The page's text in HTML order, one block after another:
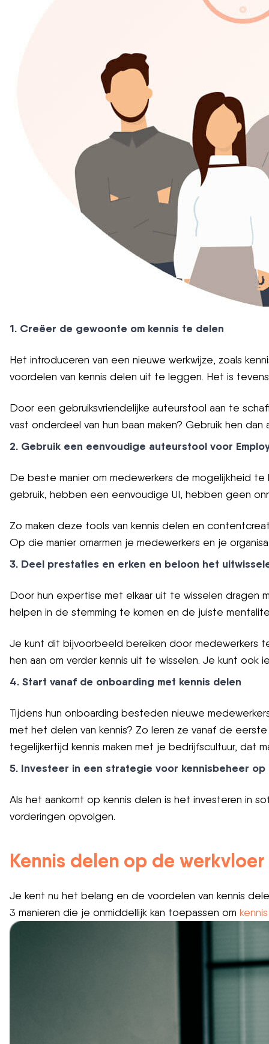
1. Creëer de gewoonte om kennis te delen
Het introduceren van een nieuwe werkwijze, zoals
voordelen van kennis delen uit te leggen. Het is
Door een gebruiksvriendelijke auteurstool aan te
vast onderdeel van hun baan maken? Gebruik hen
2. Gebruik een eenvoudige auteurstool voor
De beste manier om medewerkers de mogelijkheid
gebruik, hebben een eenvoudige UI, hebben geen
Zo maken deze tools van kennis delen en
Op die manier omarmen je medewerkers en je
3. Deel prestaties en erken en beloon het
Door hun expertise met elkaar uit te wisselen dragen
helpen in de stemming te komen en de juiste
Je kunt dit bijvoorbeeld bereiken door medewerkers
hen aan om verder kennis uit te wisselen. Je kunt
4. Start vanaf de onboarding met kennis delen
Tijdens hun onboarding besteden nieuwe
met het delen van kennis? Zo leren ze vanaf de
tegelijkertijd kennis maken met je bedrijfscultuur, dat
5. Investeer in een strategie voor kennisbeheer op
Als het aankomt op kennis delen is het investeren in
vorderingen opvolgen.
Kennis delen op de werkvloer
Je kent nu het belang en de voordelen van kennis
3 manieren die je onmiddellijk kan toepassen om